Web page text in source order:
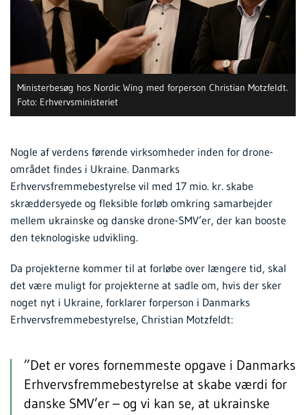
Ministerbesøg hos Nordic Wing med forperson Christian Motzfeldt.
Foto: Erhvervsministeriet
Nogle af verdens førende virksomheder inden for drone-
området findes i Ukraine. Danmarks
Erhvervsfremmebestyrelse vil med 17 mio. kr. skabe
skræddersyede og fleksible forløb omkring samarbejder
mellem ukrainske og danske drone-SMV’er, der kan booste
den teknologiske udvikling.
Da projekterne kommer til at forløbe over længere tid, skal
det være muligt for projekterne at sadle om, hvis der sker
noget nyt i Ukraine, forklarer forperson i Danmarks
Erhvervsfremmebestyrelse, Christian Motzfeldt:
”Det er vores fornemmeste opgave i Danmarks
Erhvervsfremmebestyrelse at skabe værdi for
danske SMV’er – og vi kan se, at ukrainske